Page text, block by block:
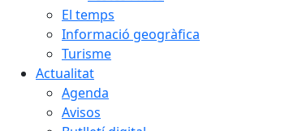
El temps
Informació geogràfica
Turisme
Actualitat
Agenda
Avisos